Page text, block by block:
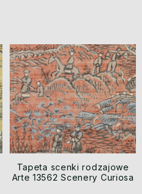
Tapeta scenki rodzajowe
Arte 13562 Scenery Curiosa